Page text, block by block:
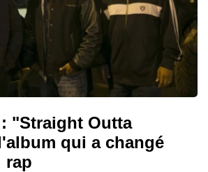
"Straight Outta
qui a changé
rap